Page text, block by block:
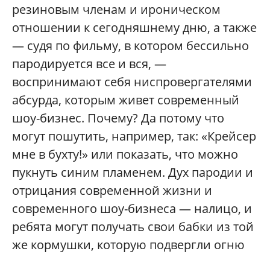
резиновым членам и ироническом
отношении к сегодняшнему дню, а также
— судя по фильму, в котором бессильно
пародируется все и вся, —
воспринимают себя ниспровергателями
абсурда, которым живет современный
шоу-бизнес. Почему? Да потому что
могут пошутить, например, так: «Крейсер
мне в бухту!» или показать, что можно
пукнуть синим пламенем. Дух пародии и
отрицания современной жизни и
современного шоу-бизнеса — налицо, и
ребята могут получать свои бабки из той
же кормушки, которую подвергли огню